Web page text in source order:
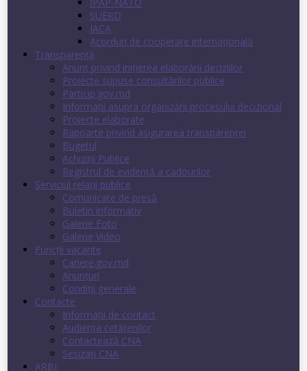
SUERD
IACA
Acorduri de cooperare internaţională
Transparenţă
Anunț privind inițierea elaborării deciziilor
Proiecte supuse consultărilor publice
Particip.gov.md
Informații asupra organizării procesului decizional
Proiecte elaborate
Rapoarte privind asigurarea transparenţei
Bugetul
Achiziții Publice
Registrul de evidenţă a cadourilor
Serviciul relații publice
Comunicate de presă
Buletin informativ
Galerie Foto
Galerie Video
Funcții vacante
Cariere.gov.md
Anunţuri
Condiţii generale
Contacte
Informații de contact
Audienţa cetăţenilor
Contactează CNA
Sesizați CNA
ARBI